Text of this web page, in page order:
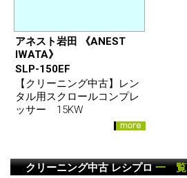
アネスト岩田 《ANEST
IWATA》
SLP-150EF
【クリーニング中古】レン
タル用スクロールコンプレ
ッサー 15KW
クリーニング中古 レシプロ一 覧